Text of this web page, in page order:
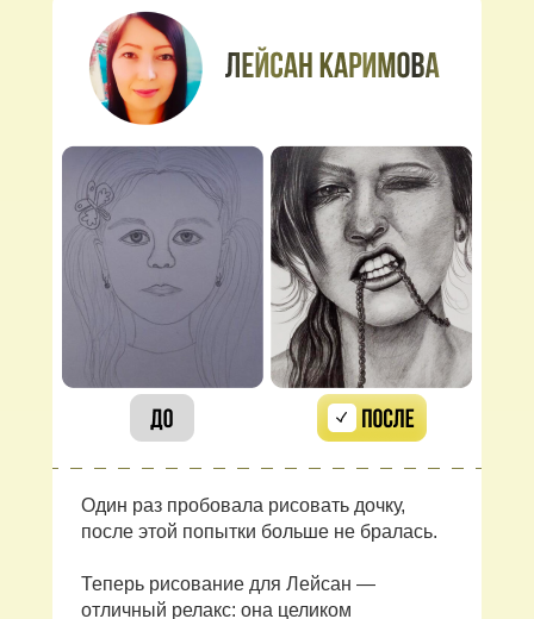
Один раз пробовала рисовать дочку,
после этой попытки больше не бралась.
Теперь рисование для Лейсан —
отличный релакс: она целиком